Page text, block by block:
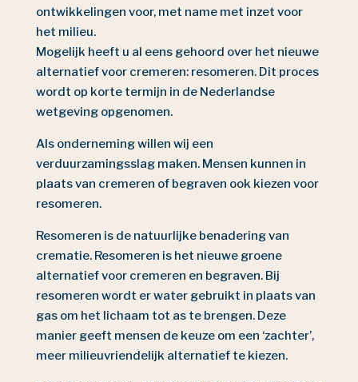
ontwikkelingen voor, met name met inzet voor
het milieu.
Mogelijk heeft u al eens gehoord over het nieuwe
alternatief voor cremeren: resomeren. Dit proces
wordt op korte termijn in de Nederlandse
wetgeving opgenomen.
Als onderneming willen wij een
verduurzamingsslag maken. Mensen kunnen in
plaats van cremeren of begraven ook kiezen voor
resomeren.
Resomeren is de natuurlijke benadering van
crematie. Resomeren is het nieuwe groene
alternatief voor cremeren en begraven. Bij
resomeren wordt er water gebruikt in plaats van
gas om het lichaam tot as te brengen. Deze
manier geeft mensen de keuze om een ‘zachter’,
meer milieuvriendelijk alternatief te kiezen.